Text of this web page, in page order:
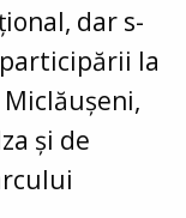
dar s-
la
și de